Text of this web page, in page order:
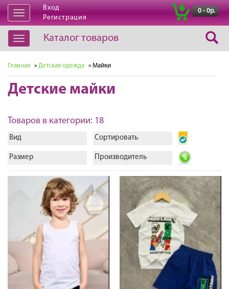
Открыть
навигацию
Вход
Регистрация
0 - 0р.
Открыть
навигацию
Каталог товаров
Главная » Детская одежда » Майки
Детские майки
Товаров в категории: 18
Вид Сортировать
Размер Производитель